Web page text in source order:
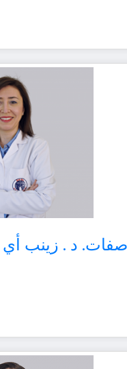
د . زينب أي